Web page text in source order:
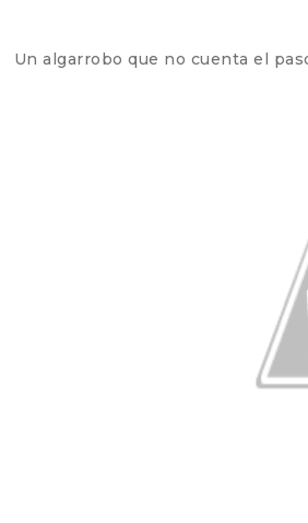
Un algarrobo que no cuenta el